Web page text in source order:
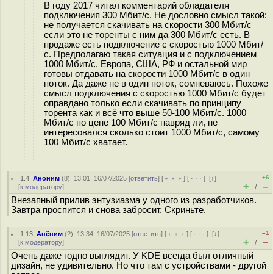
В году 2017 читал комментарий обладателя
подключения 300 Мбит/с. Не дословно смысл такой:
не получается скачивать на скорости 300 Мбит/с
если это не торенты с ним да 300 Мбит/с есть. В
продаже есть подключение с скоростью 1000 Мбит/
с. Предполагаю такая ситуация и с подключением
1000 Мбит/с. Европа, США, РФ и остальной мир
готовы отдавать на скорости 1000 Мбит/с в один
поток. Да даже не в один поток, сомневаюсь. Похоже
смысл подключения с скоростью 1000 Мбит/с будет
оправдано только если скачивать по принципу
торента как и всё что выше 50-100 Мбит/с. 1000
Мбит/с по цене 100 Мбит/с навряд ли, не
интересовался сколько стоит 1000 Мбит/с, самому
100 Мбит/с хватает.
1.4 ,Аноним (8), 13:01, 16/07/2025 [ответить] [ ﹢﹢﹢] [ · · ·][↑]
[к модератору]
+6
+ / –
Внезапный прилив энтузиазма у одного из разработчиков.
Завтра проспится и снова забросит. Скриньте.
1.13 ,Анёним (?), 13:34, 16/07/2025 [ответить] [ ﹢﹢﹢] [ · · ·][↓]
[к модератору]
–1
+ / –
Очень даже годно выглядит. У KDE всегда был отличный
дизайн, не удивительно. Но что там с устройствами - другой